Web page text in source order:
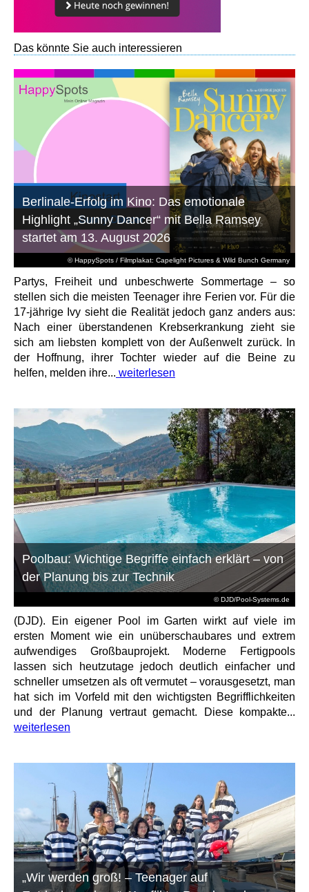
Das könnte Sie auch interessieren
© HappySpots / Filmplakat: Capelight Pictures & Wild Bunch Germany
Berlinale-Erfolg im Kino: Das emotionale
Highlight „Sunny Dancer“ mit Bella Ramsey
startet am 13. August 2026
Partys, Freiheit und unbeschwerte Sommertage – so
stellen sich die meisten Teenager ihre Ferien vor. Für die
17-jährige Ivy sieht die Realität jedoch ganz anders aus:
Nach einer überstandenen Krebserkrankung zieht sie
sich am liebsten komplett von der Außenwelt zurück. In
der Hoffnung, ihrer Tochter wieder auf die Beine zu
helfen, melden ihre... weiterlesen
© DJD/Pool-Systems.de
Poolbau: Wichtige Begriffe einfach erklärt – von
der Planung bis zur Technik
(DJD). Ein eigener Pool im Garten wirkt auf viele im
ersten Moment wie ein unüberschaubares und extrem
aufwendiges Großbauprojekt. Moderne Fertigpools
lassen sich heutzutage jedoch deutlich einfacher und
schneller umsetzen als oft vermutet – vorausgesetzt, man
hat sich im Vorfeld mit den wichtigsten Begrifflichkeiten
und der Planung vertraut gemacht. Diese kompakte...
weiterlesen
„Wir werden groß! – Teenager auf